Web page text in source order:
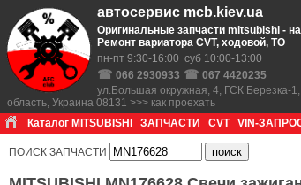
автосервис mcb.kiev.ua
Оригинальные запчасти mitsubishi -
Ремонт вариатора CVT, ходовой, ТО
пн-пт 9:30-16:00 суб 10:00-13:00
☎ 066 2930933 ☎ 067 4420235
ул.Большая окружная, 4, ГСК Березка-
область, Украина 08131 >>> как проехать
Каталог MITSUBISHI
ЗАПЧАСТИ CVT VIN-
ПОИСК ЗАПЧАСТИ